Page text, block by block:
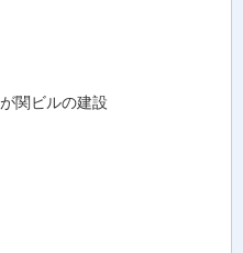
関ビルの建設